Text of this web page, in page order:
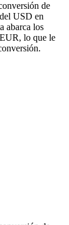
de
USD en
abarca los
lo que le